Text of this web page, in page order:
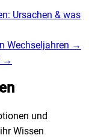
Ursachen & was
Wechseljahren →
→
und
Wissen